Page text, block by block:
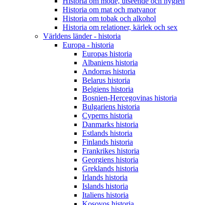
Historia om mat och matvanor
Historia om tobak och alkohol
Historia om relationer, kärlek och sex
Världens länder - historia
Europa - historia
Europas historia
Albaniens historia
Andorras historia
Belarus historia
Belgiens historia
Bosnien-Hercegovinas historia
Bulgariens historia
Cyperns historia
Danmarks historia
Estlands historia
Finlands historia
Frankrikes historia
Georgiens historia
Greklands historia
Irlands historia
Islands historia
Italiens historia